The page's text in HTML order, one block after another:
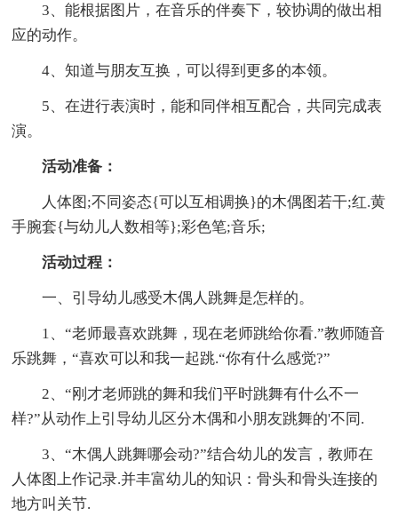
3、能根据图片，在音乐的伴奏下，较协调的做出相
应的动作。
4、知道与朋友互换，可以得到更多的本领。
5、在进行表演时，能和同伴相互配合，共同完成表
演。
活动准备：
人体图;不同姿态{可以互相调换}的木偶图若干;红.黄
手腕套{与幼儿人数相等};彩色笔;音乐;
活动过程：
一、引导幼儿感受木偶人跳舞是怎样的。
1、“老师最喜欢跳舞，现在老师跳给你看.”教师随音
乐跳舞，“喜欢可以和我一起跳.“你有什么感觉?”
2、“刚才老师跳的舞和我们平时跳舞有什么不一
样?”从动作上引导幼儿区分木偶和小朋友跳舞的'不同.
3、“木偶人跳舞哪会动?”结合幼儿的发言，教师在
人体图上作记录.并丰富幼儿的知识：骨头和骨头连接的
地方叫关节.